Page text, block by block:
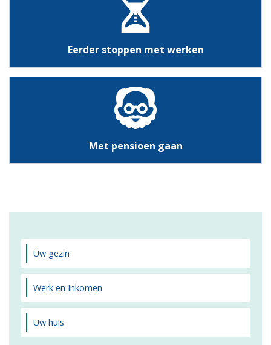
Eerder stoppen met werken
Met pensioen gaan
Uw gezin
Werk en Inkomen
Uw huis